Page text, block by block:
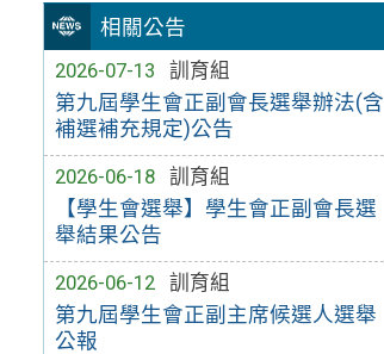
相關公告
2026-07-13
訓育組
第九屆學生會正副會長選舉辦法(含
補選補充規定)公告
2026-06-18
訓育組
【學生會選舉】學生會正副會長選
舉結果公告
2026-06-12
訓育組
第九屆學生會正副主席候選人選舉
公報